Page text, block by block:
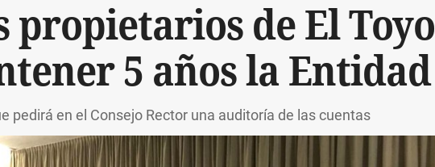
propietarios de El Toyo
5 años la Entidad
pedirá en el Consejo Rector una auditoría de las cuentas